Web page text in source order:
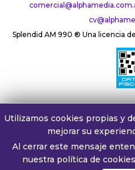
Splendid AM 990 ® Una licencia
Utilizamos cookies propias y
mejorar su
Al cerrar este mensaje
nuestra política de